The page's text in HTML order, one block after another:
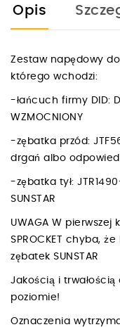
Opis
Zestaw napędowy do
którego wchodzi:
-łańcuch firmy DID:
WZMOCNIONY
-zębatka przód:
drgań albo
-zębatka tył:
SUNSTAR
UWAGA W pierwszej
SPROCKET chyba,
zębatek SUNSTAR
Jakością i
poziomie!
Oznaczenia